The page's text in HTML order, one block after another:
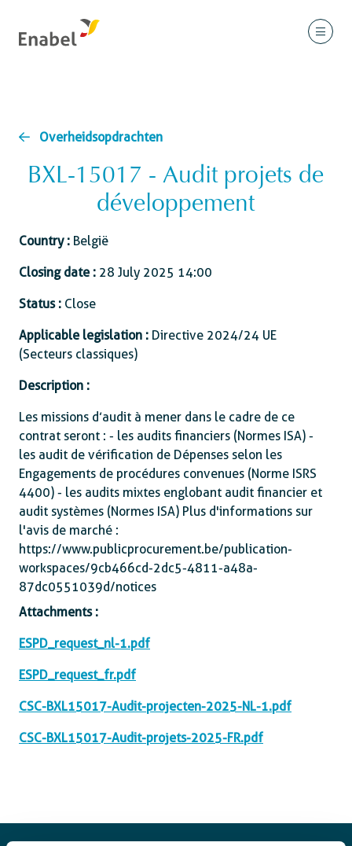
Overheidsopdrachten
BXL-15017 - Audit projets de
développement
Country : België
Closing date : 28 July 2025 14:00
Status : Close
Applicable legislation : Directive 2024/24 UE
(Secteurs classiques)
Description :
Les missions d’audit à mener dans le cadre de ce
contrat seront : - les audits financiers (Normes ISA) -
les audit de vérification de Dépenses selon les
Engagements de procédures convenues (Norme ISRS
4400) - les audits mixtes englobant audit financier et
audit systèmes (Normes ISA) Plus d'informations sur
l'avis de marché :
https://www.publicprocurement.be/publication-
workspaces/9cb466cd-2dc5-4811-a48a-
87dc0551039d/notices
Attachments :
ESPD_request_nl-1.pdf
ESPD_request_fr.pdf
CSC-BXL15017-Audit-projecten-2025-NL-1.pdf
CSC-BXL15017-Audit-projets-2025-FR.pdf